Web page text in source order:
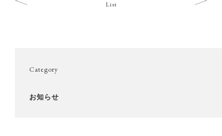
List
Category
お知らせ